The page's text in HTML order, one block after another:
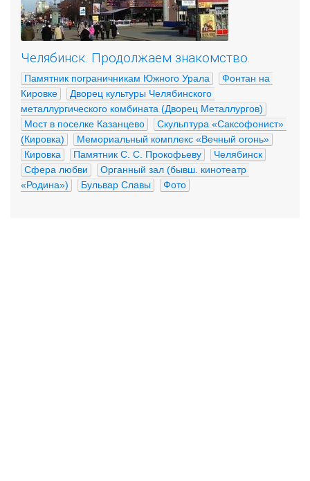
Челябинск. Продолжаем знакомство.
Памятник пограничникам Южного Урала
Фонтан на
Кировке
Дворец культуры Челябинского
металлургического комбината (Дворец Металлургов)
Мост в поселке Казанцево
Скульптура «Саксофонист»
(Кировка)
Мемориальный комплекс «Вечный огонь»
Кировка
Памятник С. С. Прокофьеву
Челябинск
Сфера любви
Органный зал (бывш. кинотеатр
«Родина»)
Бульвар Славы Фото